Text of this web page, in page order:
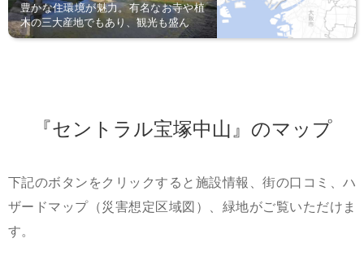
豊かな住環境が魅力。有名なお寺や植
木の三大産地でもあり、観光も盛ん
『セントラル宝塚中山』のマップ
下記のボタンをクリックすると施設情報、街の口コミ、ハ
ザードマップ（災害想定区域図）、緑地がご覧いただけま
す。